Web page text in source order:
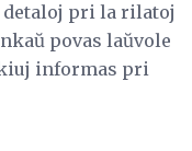
detaloj pri la rilatoj
povas laŭvole
informas pri